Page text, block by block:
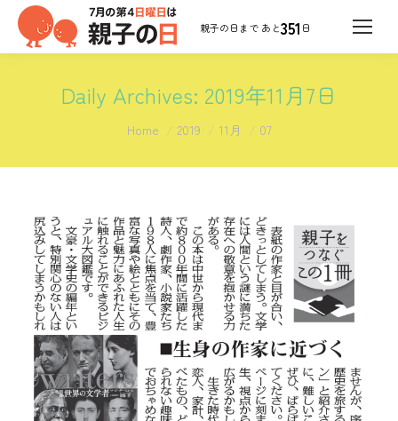
351 日
Daily Archives: 2019年11月7日
You are here:
Home 2019 11月 07